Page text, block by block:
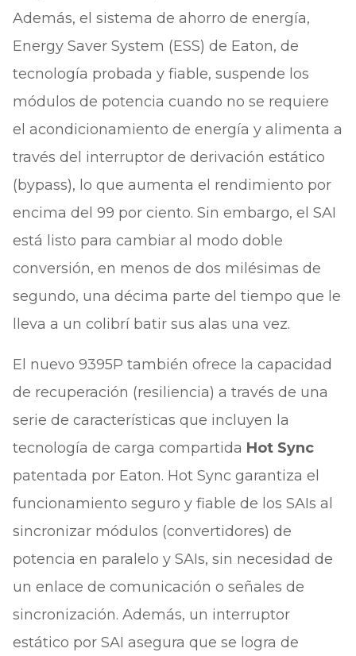
Además, el sistema de ahorro de energía,
Energy Saver System (ESS) de Eaton, de
tecnología probada y fiable, suspende los
módulos de potencia cuando no se requiere
el acondicionamiento de energía y alimenta a
través del interruptor de derivación estático
(bypass), lo que aumenta el rendimiento por
encima del 99 por ciento. Sin embargo, el SAI
está listo para cambiar al modo doble
conversión, en menos de dos milésimas de
segundo, una décima parte del tiempo que le
lleva a un colibrí batir sus alas una vez.
El nuevo 9395P también ofrece la capacidad
de recuperación (resiliencia) a través de una
serie de características que incluyen la
tecnología de carga compartida Hot Sync
patentada por Eaton. Hot Sync garantiza el
funcionamiento seguro y fiable de los SAIs al
sincronizar módulos (convertidores) de
potencia en paralelo y SAIs, sin necesidad de
un enlace de comunicación o señales de
sincronización. Además, un interruptor
estático por SAI asegura que se logra de